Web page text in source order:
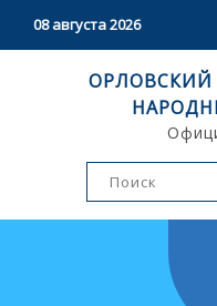
08 августа 2026
ОРЛОВСКИЙ